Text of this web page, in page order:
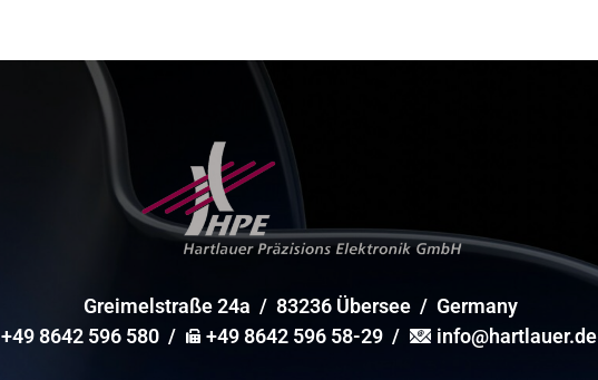
Greimelstraße 24a / 83236 Übersee / Germany
+49 8642 596 580/ +49 8642 596 58-29 / info@hartlauer.de